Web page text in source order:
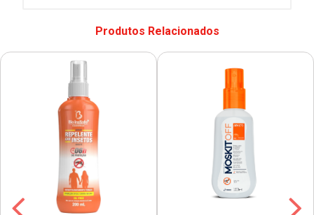
Produtos Relacionados